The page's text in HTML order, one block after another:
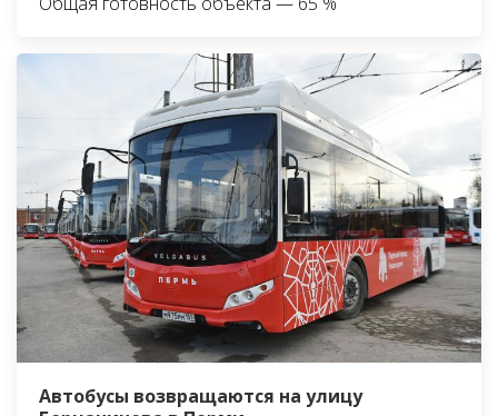
Автобусы возвращаются на улицу